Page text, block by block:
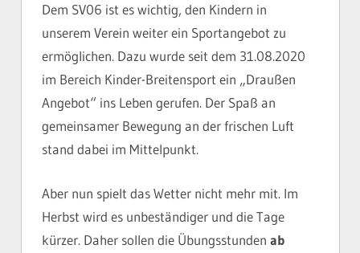
Dem SV06 ist es wichtig, den Kindern in
unserem Verein weiter ein Sportangebot zu
ermöglichen. Dazu wurde seit dem 31.08.2020
im Bereich Kinder-Breitensport ein „Draußen
Angebot“ ins Leben gerufen. Der Spaß an
gemeinsamer Bewegung an der frischen Luft
stand dabei im Mittelpunkt.
Aber nun spielt das Wetter nicht mehr mit. Im
Herbst wird es unbeständiger und die Tage
kürzer. Daher sollen die Übungsstunden ab